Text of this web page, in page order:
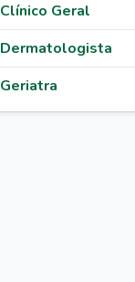
Clínico Geral
Dermatologista
Geriatra